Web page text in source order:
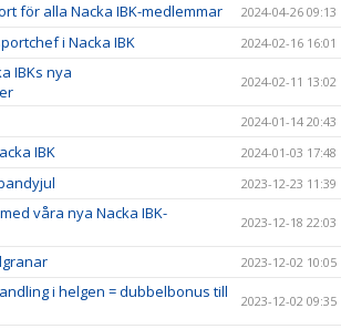
för alla Nacka IBK-medlemmar 2024-04-26 09:13
i Nacka IBK 2024-02-16 16:01
IBKs nya
2024-02-11 13:02
2024-01-14 20:43
IBK 2024-01-03 17:48
2023-12-23 11:39
våra nya Nacka IBK-
2023-12-18 22:03
2023-12-02 10:05
i helgen = dubbelbonus till
2023-12-02 09:35